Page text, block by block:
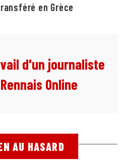
en Grèce
d'un journaliste
Online
AU HASARD